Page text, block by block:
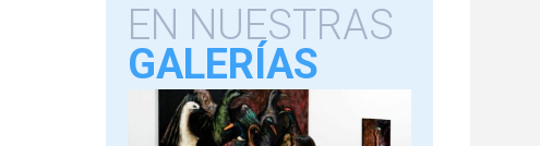
EN NUESTRAS
GALERÍAS